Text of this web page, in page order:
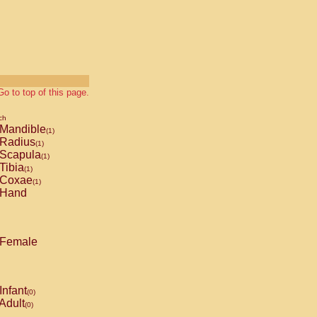
to top of this page.
Mandible(1)
Radius(1)
Scapula(1)
Tibia(1)
Coxae(1)
Hand
Female
Infant(0)
(0)